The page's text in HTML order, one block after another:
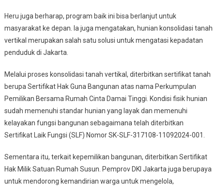
Heru juga berharap, program baik ini bisa berlanjut untuk
masyarakat ke depan. Ia juga mengatakan, hunian konsolidasi tanah
vertikal merupakan salah satu solusi untuk mengatasi kepadatan
penduduk di Jakarta.
Melalui proses konsolidasi tanah vertikal, diterbitkan sertifikat tanah
berupa Sertifikat Hak Guna Bangunan atas nama Perkumpulan
Pemilikan Bersama Rumah Cinta Damai Tinggi. Kondisi fisik hunian
sudah memenuhi standar hunian yang layak dan memenuhi
kelayakan fungsi bangunan sebagaimana telah diterbitkan
Sertifikat Laik Fungsi (SLF) Nomor SK-SLF-317108-11092024-001.
Sementara itu, terkait kepemilikan bangunan, diterbitkan Sertifikat
Hak Milik Satuan Rumah Susun. Pemprov DKI Jakarta juga berupaya
untuk mendorong kemandirian warga untuk mengelola,